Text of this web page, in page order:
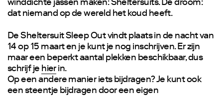
winddichte jassen maken: Sheltersuits. De droom:
dat niemand op de wereld het koud heeft.
De Sheltersuit Sleep Out vindt plaats in de nacht van
14 op 15 maart en je kunt je nog inschrijven. Er zijn
maar een beperkt aantal plekken beschikbaar, dus
schrijf je hierin.
Op een andere manier iets bijdragen? Je kunt ook
een steentje bijdragen door een eigen